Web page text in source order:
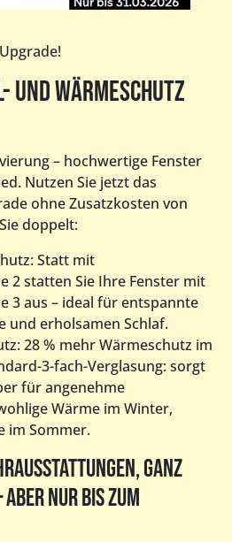
UND WÄRMESCHUTZ
– hochwertige Fenster
Nutzen Sie jetzt das
ohne Zusatzkosten von
doppelt:
Statt mit
2 statten Sie Ihre Fenster mit
3 aus – ideal für entspannte
und erholsamen Schlaf.
28 % mehr Wärmeschutz im
3-fach-Verglasung: sorgt
für angenehme
Wärme im Winter,
im Sommer.
ganz
nur bis zum